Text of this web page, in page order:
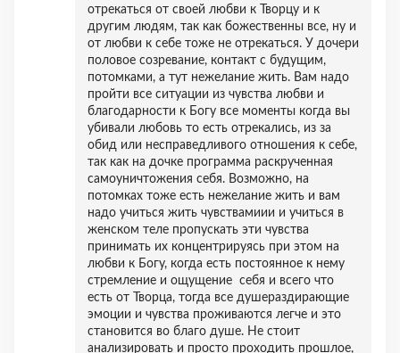
отрекаться от своей любви к Творцу и к
другим людям, так как божественны все, ну и
от любви к себе тоже не отрекаться. У дочери
половое созревание, контакт с будущим,
потомками, а тут нежелание жить. Вам надо
пройти все ситуации из чувства любви и
благодарности к Богу все моменты когда вы
убивали любовь то есть отрекались, из за
обид или несправедливого отношения к себе,
так как на дочке программа раскрученная
самоуничтожения себя. Возможно, на
потомках тоже есть нежелание жить и вам
надо учиться жить чувствамиии и учиться в
женском теле пропускать эти чувства
принимать их концентрируясь при этом на
любви к Богу, когда есть постоянное к нему
стремление и ощущение себя и всего что
есть от Творца, тогда все душераздирающие
эмоции и чувства проживаются легче и это
становится во благо душе. Не стоит
анализировать и просто проходить прошлое,